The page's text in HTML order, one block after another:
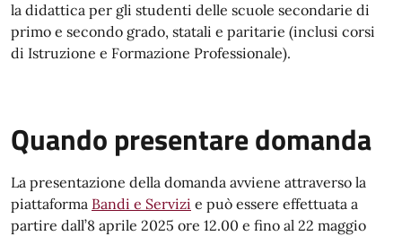
la didattica per gli studenti delle scuole secondarie di
primo e secondo grado, statali e paritarie (inclusi corsi
di Istruzione e Formazione Professionale).
Quando presentare domanda
La presentazione della domanda avviene attraverso la
piattaforma Bandi e Servizi e può essere effettuata a
partire dall’8 aprile 2025 ore 12.00 e fino al 22 maggio